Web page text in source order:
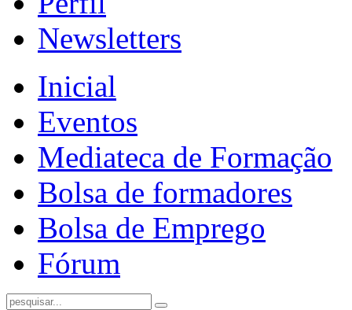
Newsletters
Inicial
Eventos
Mediateca de Formação
Bolsa de formadores
Bolsa de Emprego
Fórum